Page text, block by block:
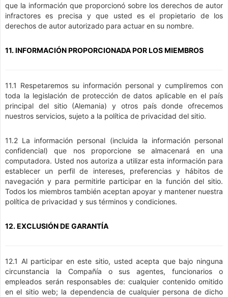
que la información que proporcionó sobre los derechos de autor
infractores es precisa y que usted es el propietario de los
derechos de autor autorizado para actuar en su nombre.
11. INFORMACIÓN PROPORCIONADA POR LOS MIEMBROS
11.1 Respetaremos su información personal y cumpliremos con
toda la legislación de protección de datos aplicable en el país
principal del sitio (Alemania) y otros país donde ofrecemos
nuestros servicios, sujeto a la política de privacidad del sitio.
11.2 La información personal (incluida la información personal
confidencial) que nos proporcione se almacenará en una
computadora. Usted nos autoriza a utilizar esta información para
establecer un perfil de intereses, preferencias y hábitos de
navegación y para permitirle participar en la función del sitio.
Todos los miembros también aceptan apoyar y mantener nuestra
política de privacidad y sus términos y condiciones.
12. EXCLUSIÓN DE GARANTÍA
12.1 Al participar en este sitio, usted acepta que bajo ninguna
circunstancia la Compañía o sus agentes, funcionarios o
empleados serán responsables de: cualquier contenido omitido
en el sitio web; la dependencia de cualquier persona de dicho